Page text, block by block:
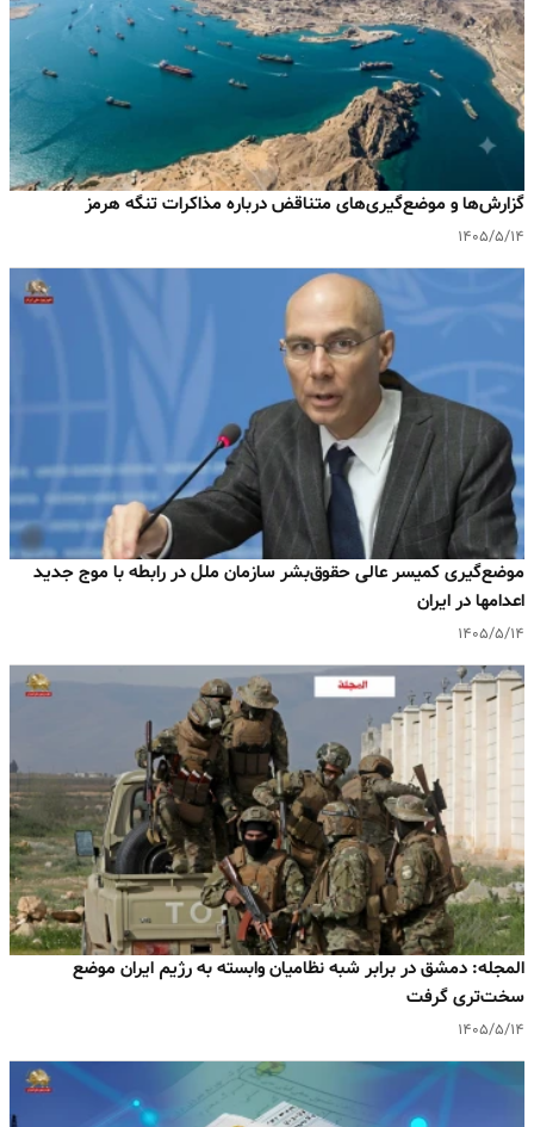
گزارش‌ها و موضع‌گیری‌های متناقض درباره مذاکرات تنگه هرمز
۱۴۰۵/۵/۱۴
موضع‌گیری کمیسر عالی حقوق‌بشر سازمان ملل در رابطه با موج جدید
اعدامها در ایران
۱۴۰۵/۵/۱۴
المجله: دمشق در برابر شبه‌ نظامیان وابسته به رژیم ایران موضع
سخت‌تری گرفت
۱۴۰۵/۵/۱۴